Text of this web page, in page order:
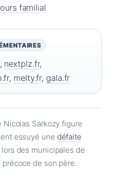
familial
, nextplz.fr,
, melty.fr, gala.fr
Nicolas Sarkozy figure
essuyé une défaite
lors des municipales de
de son père.